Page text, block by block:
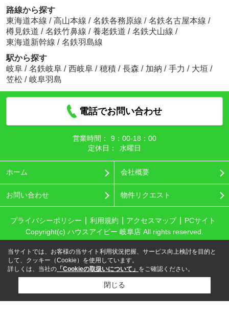
路線から探す
東海道本線 / 高山本線 / 名鉄各務原線 / 名鉄名古屋本線 /
樽見鉄道 / 名鉄竹鼻線 / 養老鉄道 / 名鉄犬山線 /
東海道新幹線 / 名鉄羽島線
駅から探す
岐阜 / 名鉄岐阜 / 西岐阜 / 穂積 / 長森 / 加納 / 手力 / 大垣 /
笠松 / 岐阜羽島
電話でお問い合わせ
営業時間：
9：00‐18：00
定休日：
水曜日
ホーム 会社概要
お問い合わせ 物件リクエスト
プライバシーポリシー 利用規約 アクセスマップ
PCサイト
Copyright(c) ハウスアイビー 岐阜店 All rights reserved.
当サイトでは、お客様の当サイト利用状況把握、サービス向上検討を目的と
して、クッキー（Cookie）を使用しています。
詳しくは、当社の 「Cookieの取扱いについて」 をご確認ください。
閉じる